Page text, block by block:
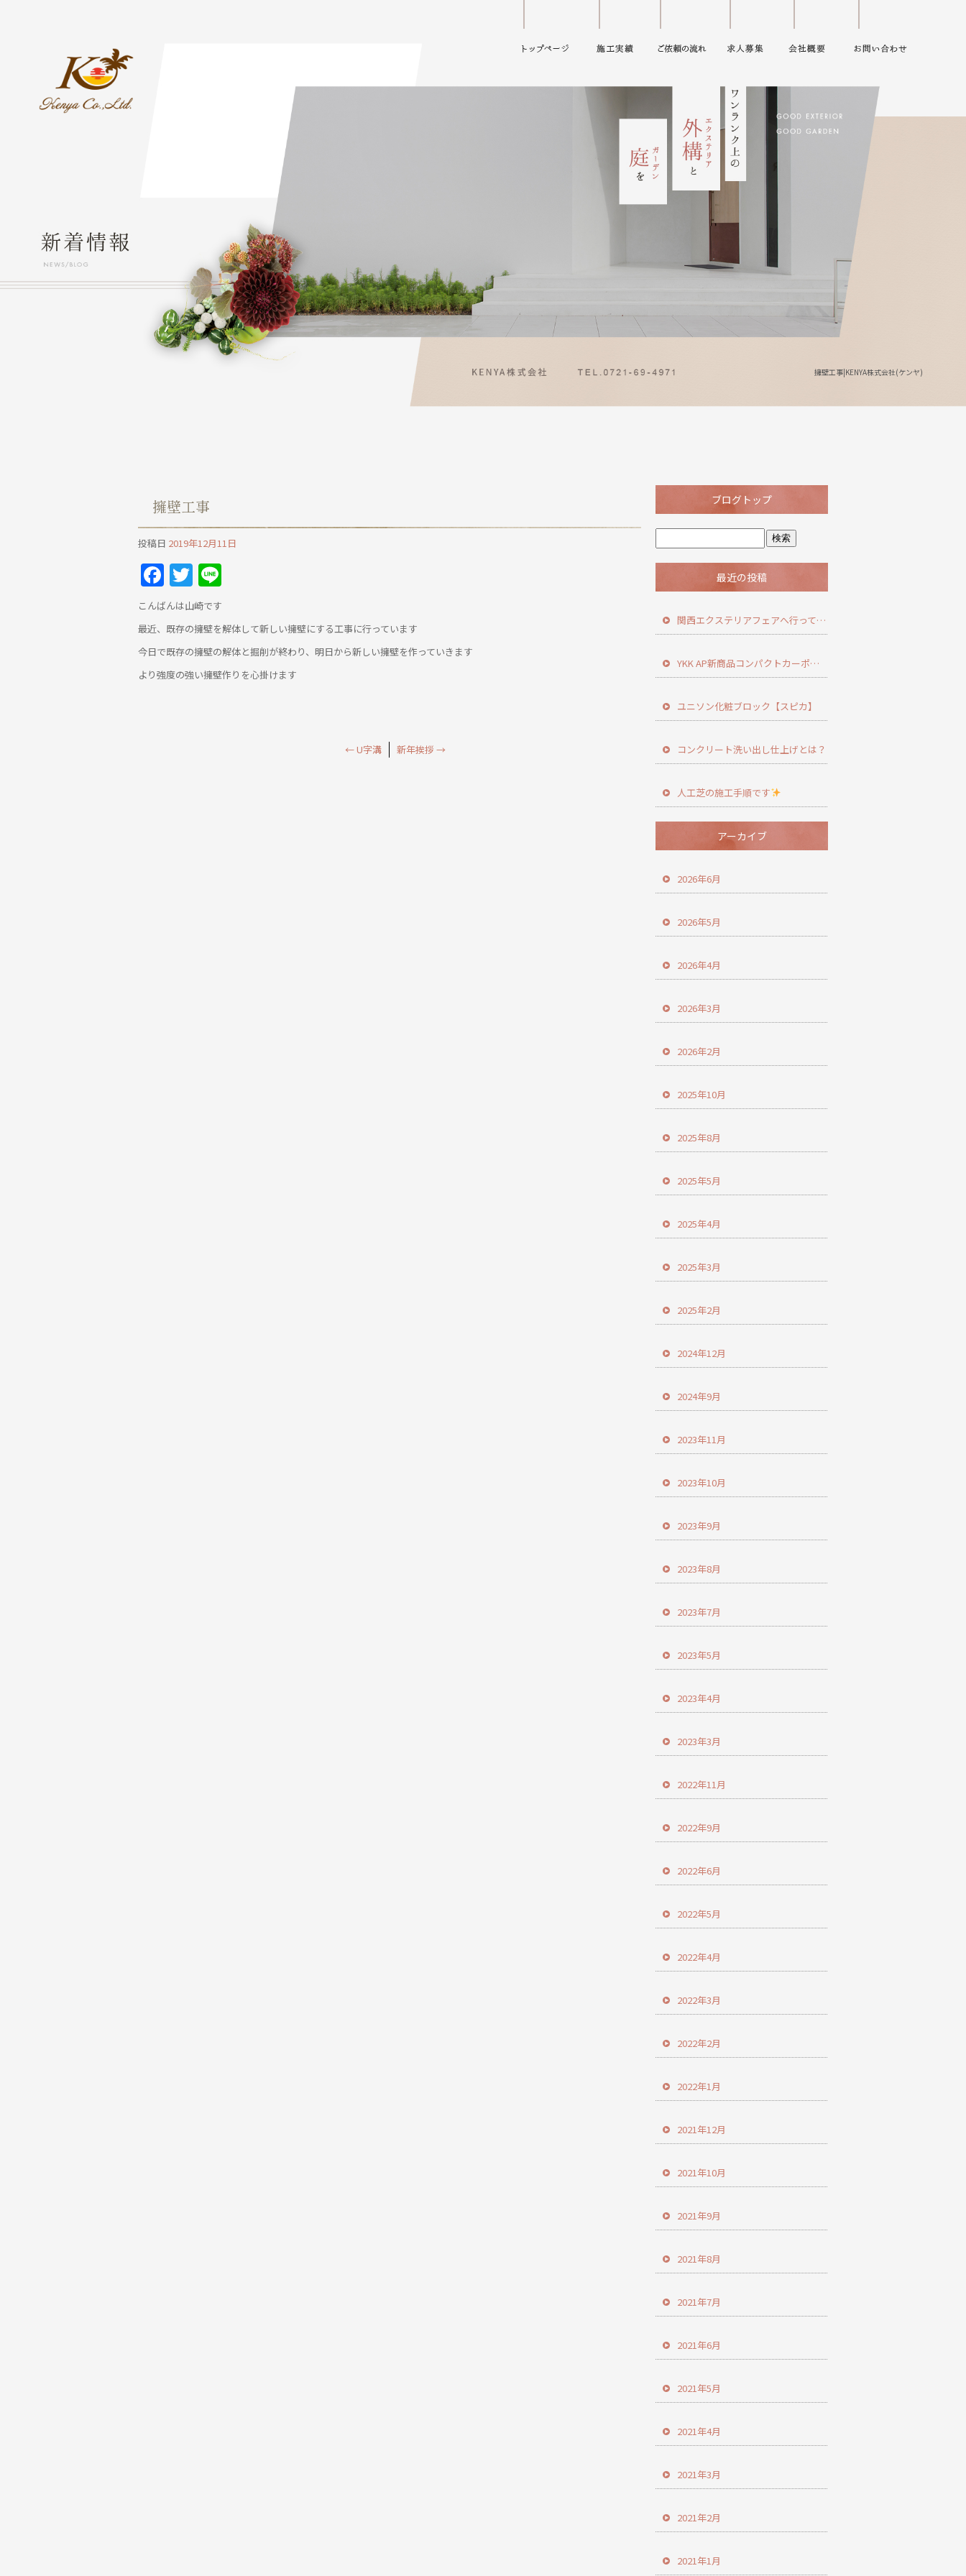
擁壁工事|KENYA株式会社(ケンヤ)
擁壁工事
投稿日 2019年12月11日
Facebook
Twitter
こんばんは山崎です
最近、既存の擁壁を解体して新しい擁壁にする工事に行っています
今日で既存の擁壁の解体と掘削が終わり、明日から新しい擁壁を作っていきます
より強度の強い擁壁作りを心掛けます
←U字溝 新年挨拶 →
ブログトップ
最近の投稿
関西エクステリアフェアへ行ってきました
YKK AP新商品コンパクトカーポート登場！
ユニソン化粧ブロック【スピカ】
コンクリート洗い出し仕上げとは？
人工芝の施工手順です
アーカイブ
2026年6月
2026年5月
2026年4月
2026年3月
2026年2月
2025年10月
2025年8月
2025年5月
2025年4月
2025年3月
2025年2月
2024年12月
2024年9月
2023年11月
2023年10月
2023年9月
2023年8月
2023年7月
2023年5月
2023年4月
2023年3月
2022年11月
2022年9月
2022年6月
2022年5月
2022年4月
2022年3月
2022年2月
2022年1月
2021年12月
2021年10月
2021年9月
2021年8月
2021年7月
2021年6月
2021年5月
2021年4月
2021年3月
2021年2月
2021年1月